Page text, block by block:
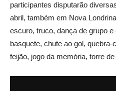
participantes disputarão
abril, também em Nova
escuro, truco, dança de grupo
basquete, chute ao gol,
feijão, jogo da memória, torre